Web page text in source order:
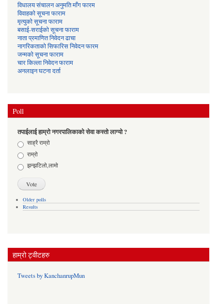
विधालय संचालन अनुमति माँग फारम
विवाहको सूचना फाराम
मृत्युको सूचना फाराम
बसाई-सराईको सूचना फाराम
नाता प्रमाणित निवेदन ढाचा
नागरिकताको सिफारिस निवेदन फारम
जन्मको सूचना फाराम
चार किल्ला निवेदन फाराम
अनलाइन घटना दर्ता
Poll
तपाईलाई हाम्रो नगरपालिकाको सेवा कस्तो लाग्यो ?
Choicesसाह्रै राम्रो
राम्रो
झन्झटिलो,लामो
Older polls
Results
हाम्रो ट्वीटहरु
Tweets by KanchanrupMun